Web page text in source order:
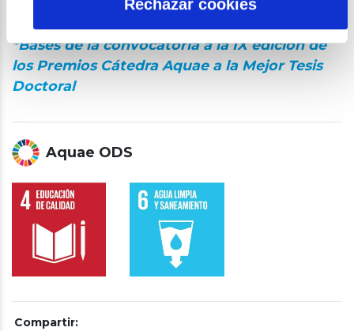
Rechazar cookies
económica de 5.000€.
*Bases de la convocatoria a la IX edición de
los Premios Cátedra Aquae a la Mejor Tesis
Doctoral
Aquae ODS
Compartir: